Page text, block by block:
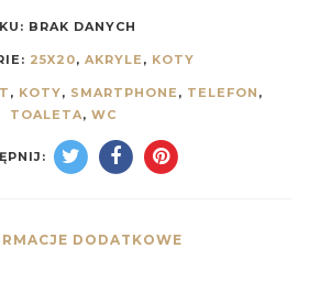
BRAK DANYCH
25X20, AKRYLE , KOTY
, KOTY, SMARTPHONE , TELEFON ,
TOALETA, WC
DODATKOWE